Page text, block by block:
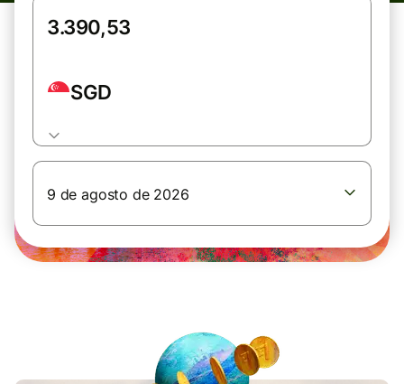
SGD
9 de agosto de 2026